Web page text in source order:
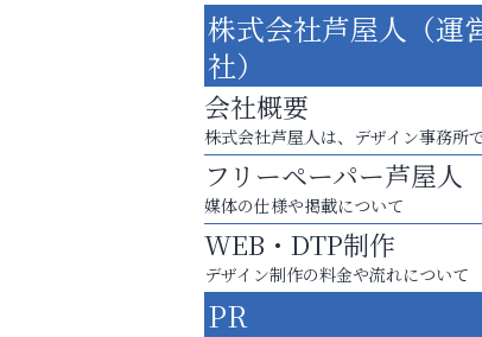
芦屋・西宮・神戸の新店舗PRやリニ
知などお気軽にご相談ください。
Y-SPIRAL（ワイスパ
株式会社芦屋人（運
社）
会社概要
株式会社芦屋人は、デザイン事務所
フリーペーパー芦屋人
媒体の仕様や掲載について
WEB・DTP制作
デザイン制作の料金や流れについて
PR